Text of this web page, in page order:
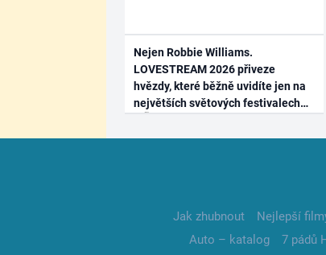
Nejen Robbie Williams.
LOVESTREAM 2026 přiveze
hvězdy, které běžně uvidíte jen na
největších světových festivalech
Jak zhubnout Nejlepší
Auto – katalog
7 pádů